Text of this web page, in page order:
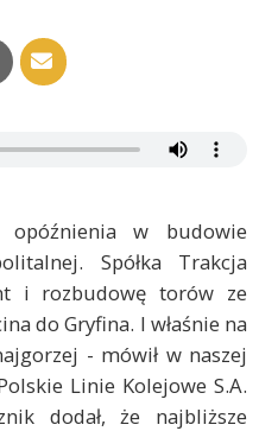
opóźnienia w budowie
Spółka Trakcja
i rozbudowę torów ze
do Gryfina. I właśnie na
- mówił w naszej
Linie Kolejowe S.A.
dodał, że najbliższe